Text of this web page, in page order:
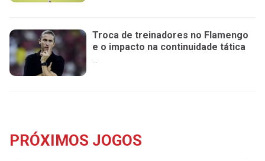
Troca de treinadores no Flamengo
e o impacto na continuidade tática
...
PRÓXIMOS JOGOS